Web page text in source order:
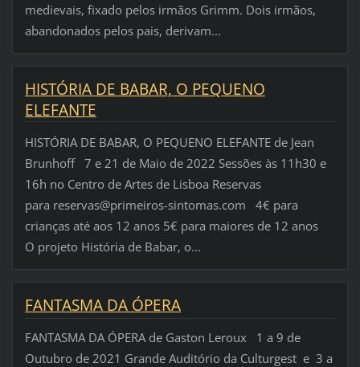
medievais, fixado pelos irmãos Grimm. Dois irmãos,
abandonados pelos pais, derivam...
HISTÓRIA DE BABAR, O PEQUENO
ELEFANTE
HISTÓRIA DE BABAR, O PEQUENO ELEFANTE de Jean
Brunhoff 7 e 21 de Maio de 2022 Sessões às 11h30 e
16h no Centro de Artes de Lisboa Reservas
para reservas@primeiros-sintomas.com 4€ para
crianças até aos 12 anos 5€ para maiores de 12 anos
O projeto História de Babar, o...
FANTASMA DA ÓPERA
FANTASMA DA ÓPERA de Gaston Leroux 1 a 9 de
Outubro de 2021 Grande Auditório da Culturgest e 3 a